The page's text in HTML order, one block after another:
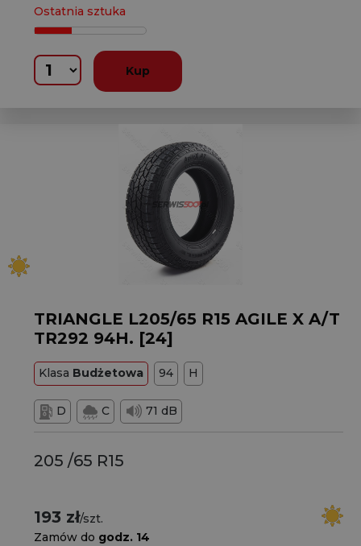
Ostatnia sztuka
Kup
TRIANGLE L205/65 R15 AGILE X A/T
TR292 94H. [24]
Klasa Budżetowa 94 H
D C 71 dB
205 /65 R15
193 zł/szt.
Zamów do godz. 14